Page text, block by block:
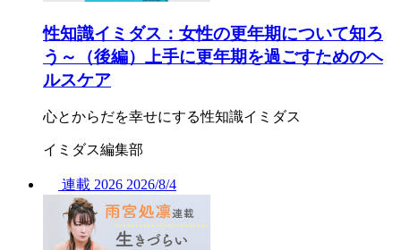
性知識イミダス：女性の更年期について知ろ
う～（後編）上手に更年期を過ごすためのヘ
ルスケア
心とからだを幸せにする性知識イミダス
イミダス編集部
連載 2026 2026/8/4